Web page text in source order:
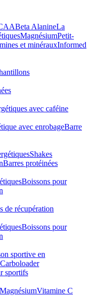
Beta AlanineLa
MagnésiumPetit-
et minérauxInformed
avec caféine
avec enrobageBarre
Shakes
Barres protéinées
Boissons pour
de récupération
Boissons pour
sportive en
Carboloader
sportifs
MagnésiumVitamine C